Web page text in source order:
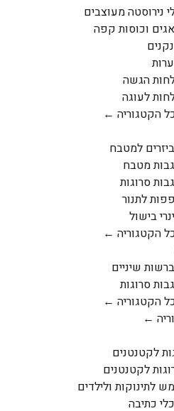
נירוסטה מעוצבים
וכוסות קפה
הגשה
לעוגה
הקטגוריה ←
למטבח
מטבח
סרוגות
לתנור
בישול
הקטגוריה ←
שיניים
סרוגות
הקטגוריה ←
←
לקטנטנים
לקטנטנים
לתינוקות ולילדים
כתיבה